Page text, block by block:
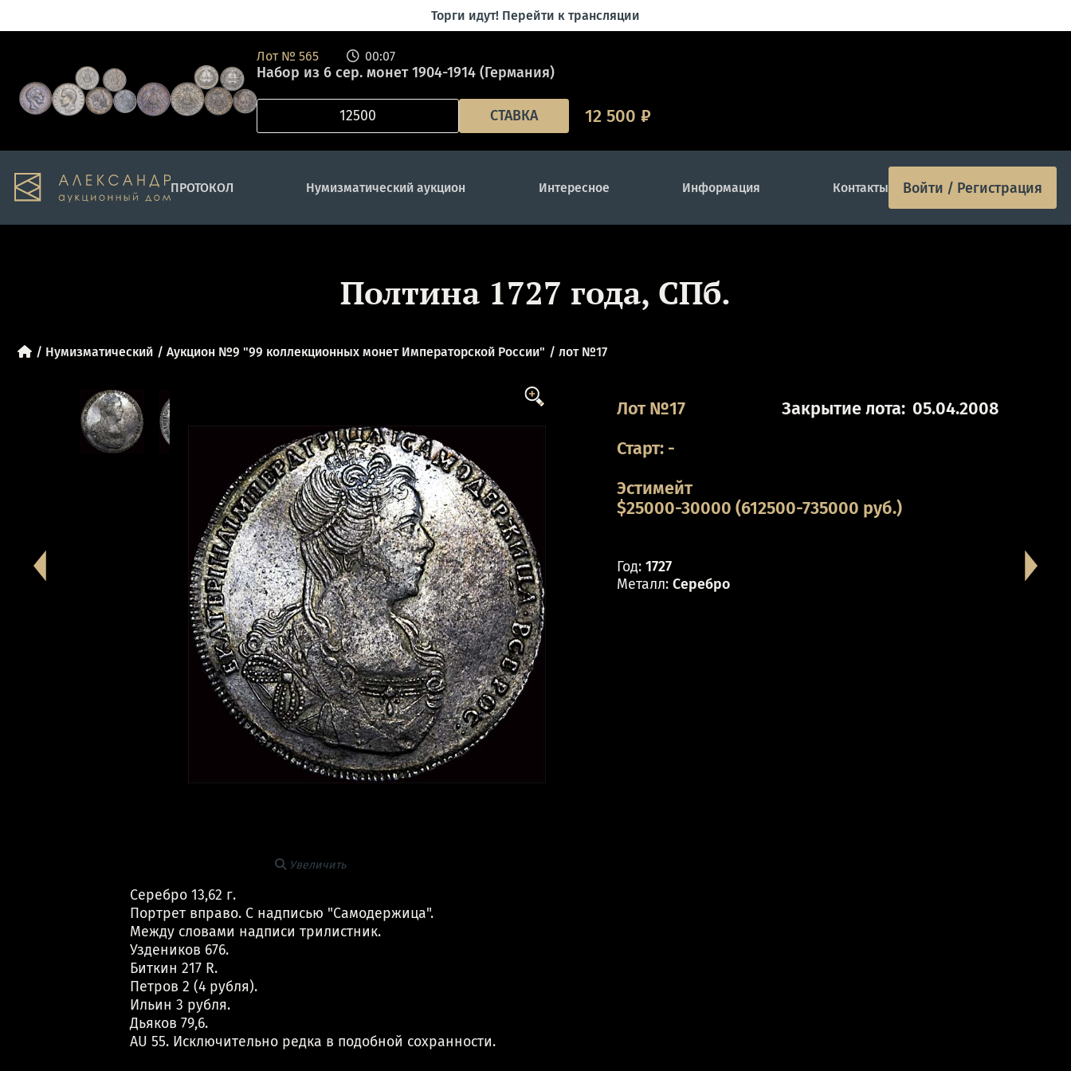
Торги идут! Перейти к трансляции
Лот № 565 00:07
Набор из 6 сер. монет 1904-1914 (Германия)
СТАВКА 12 500 ₽
ПРОТОКОЛ Нумизматический аукцион Интересное Информация Контакты Войти / Регистрация
Полтина 1727 года, СПб.
Нумизматический Аукцион №9 "99 коллекционных монет Императорской России" лот №17
Увеличить
Лот №17 Закрытие лота: 05.04.2008
Старт: -
Эстимейт
$25000-30000 (612500-735000 руб.)
Год: 1727
Металл: Серебро
Серебро 13,62 г.
Портрет вправо. С надписью "Самодержица".
Между словами надписи трилистник.
Уздеников 676.
Биткин 217 R.
Петров 2 (4 рубля).
Ильин 3 рубля.
Дьяков 79,6.
AU 55. Исключительно редка в подобной сохранности.